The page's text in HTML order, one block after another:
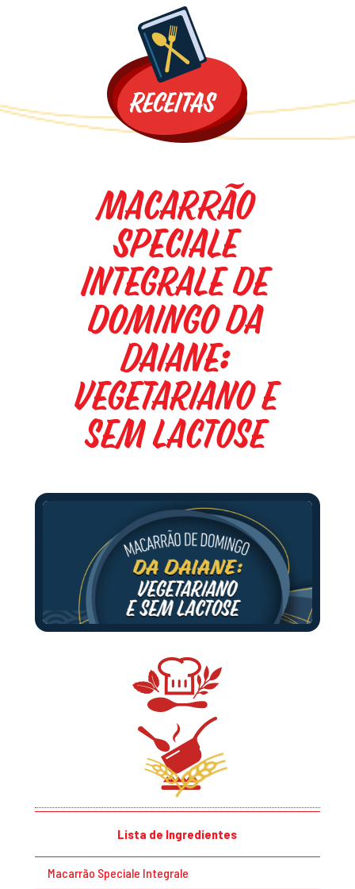
Macarrão
Speciale
Integrale de
domingo da
Daiane:
vegetariano e
sem lactose
Lista de Ingredientes
Macarrão Speciale Integrale